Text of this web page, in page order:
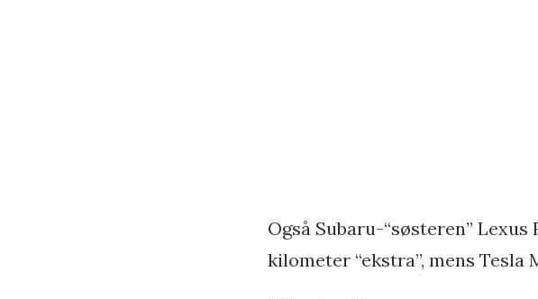
Også Subaru-“søsteren”
kilometer “ekstra”, mens Tesla